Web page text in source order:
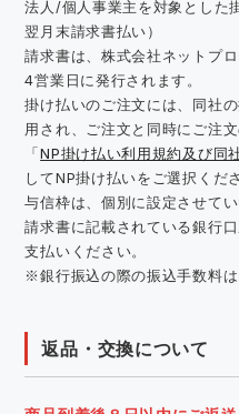
法人/個人事業主を対象とした
翌月末請求書払い）
請求書は、株式会社ネットプ
4営業日に発行されます。
掛け払いのご注文には、同社
用され、ご注文と同時にご注
「NP掛け払い利用規約及び同
してNP掛け払いをご選択くだ
与信枠は、個別に設定させてい
請求書に記載されている銀行
支払いください。
※銀行振込の際の振込手数料は
返品・交換について